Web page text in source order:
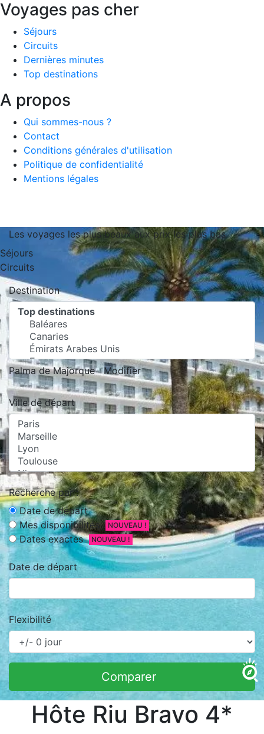
Voyages pas cher
Séjours
Circuits
Dernières minutes
Top destinations
A propos
Qui sommes-nous ?
Contact
Conditions générales d'utilisation
Politique de confidentialité
Mentions légales
Les voyages les plus beaux aux prix les plus bas
Séjours
Circuits
Destination
Palma de Majorque Modifier
Ville de départ
Recherche par :
Date de départ
Mes disponibilités
NOUVEAU !
Dates exactes NOUVEAU !
Date de départ
Flexibilité
Comparer
Hôte Riu Bravo 4*